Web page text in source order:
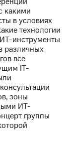
какими
в условиях
технологии
инструменты
различных
все
IT-
зоны
ИТ-
группы